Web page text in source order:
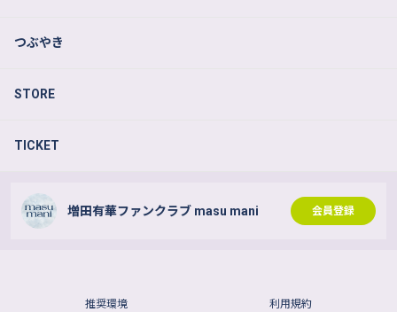
つぶやき
STORE
TICKET
増田有華ファンクラブ masu mani 会員登録
推奨環境 利用規約